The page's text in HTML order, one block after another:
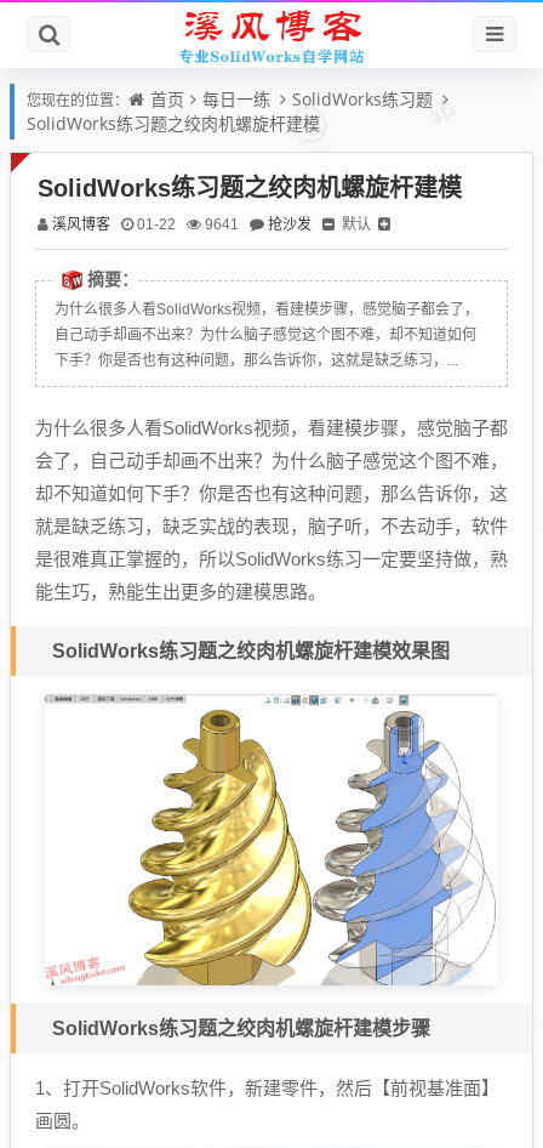
您现在的位置： 首页 每日一练
SolidWorks练习题
SolidWorks练习题之绞肉机螺旋杆建模
SolidWorks练习题之绞肉机螺旋杆建模
溪风博客 01-22 9641 抢沙发 默认
摘要：
为什么很多人看SolidWorks视频，看建模步骤，感觉脑子都会了，
自己动手却画不出来？为什么脑子感觉这个图不难，却不知道如何
下手？你是否也有这种问题，那么告诉你，这就是缺乏练习，...
为什么很多人看SolidWorks视频，看建模步骤，感觉脑子都
会了，自己动手却画不出来？为什么脑子感觉这个图不难，
却不知道如何下手？你是否也有这种问题，那么告诉你，这
就是缺乏练习，缺乏实战的表现，脑子听，不去动手，软件
是很难真正掌握的，所以SolidWorks练习一定要坚持做，熟
能生巧，熟能生出更多的建模思路。
SolidWorks练习题之绞肉机螺旋杆建模效果图
SolidWorks练习题之绞肉机螺旋杆建模步骤
1、打开SolidWorks软件，新建零件，然后【前视基准面】
画圆。